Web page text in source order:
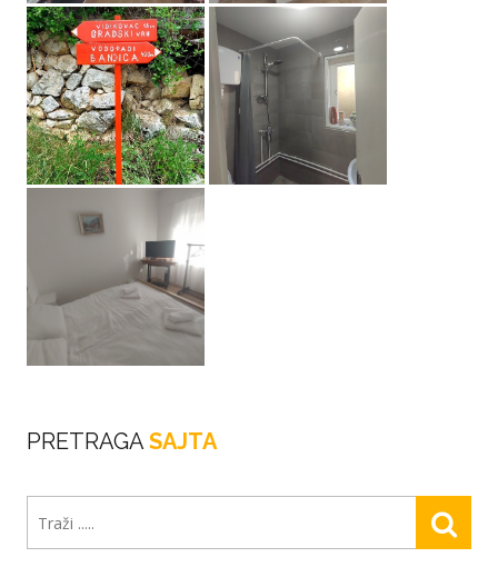
PRETRAGA SAJTA